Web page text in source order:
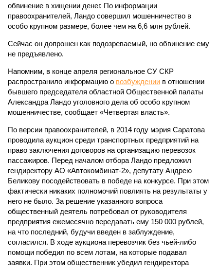
обвинение в хищении денег. По информации
правоохранителей, Ландо совершил мошенничество в
особо крупном размере, более чем на 6,6 млн рублей.
Сейчас он допрошен как подозреваемый, но обвинение ему
не предъявлено.
Напомним, в конце апреля региональное СУ СКР
распространило информацию о возбуждении в отношении
бывшего председателя областной Общественной палаты
Александра Ландо уголовного дела об особо крупном
мошенничестве, сообщает «Четвертая власть».
По версии правоохранителей, в 2014 году мэрия Саратова
проводила аукцион среди транспортных предприятий на
право заключения договоров на организацию перевозок
пассажиров. Перед началом отбора Ландо предложил
гендиректору АО «Автокомбинат-2», депутату Андрею
Беликову посодействовать в победе на конкурсе. При этом
фактически никаких полномочий повлиять на результаты у
него не было. За решение указанного вопроса
общественный деятель потребовал от руководителя
предприятия ежемесячно передавать ему 150 000 рублей,
на что последний, будучи введен в заблуждение,
согласился. В ходе аукциона перевозчик без чьей-либо
помощи победил по всем лотам, на которые подавал
заявки. При этом общественник убедил гендиректора